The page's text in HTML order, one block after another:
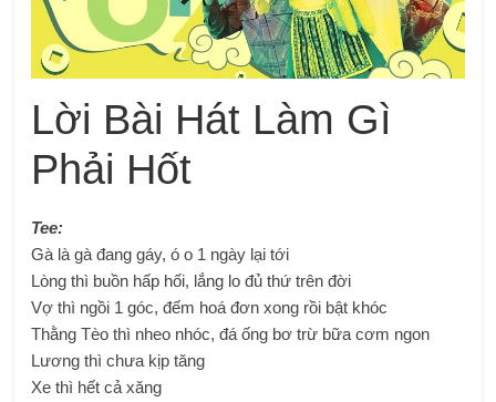
Lời Bài Hát Làm Gì
Phải Hốt
Tee:
Gà là gà đang gáy, ó o 1 ngày lại tới
Lòng thì buồn hấp hối, lắng lo đủ thứ trên đời
Vợ thì ngồi 1 góc, đếm hoá đơn xong rồi bật khóc
Thằng Tèo thì nheo nhóc, đá ống bơ trừ bữa cơm ngon
Lương thì chưa kịp tăng
Xe thì hết cả xăng